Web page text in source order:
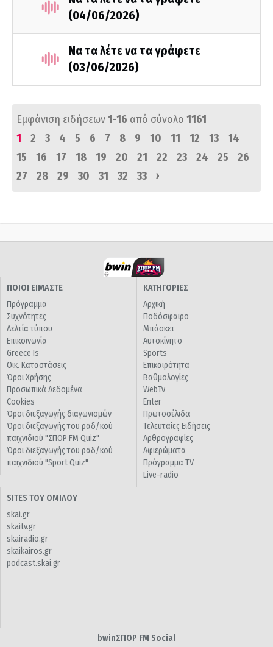
(04/06/2026)
Να τα λέτε να τα γράφετε
(03/06/2026)
Εμφάνιση ειδήσεων1-16 από σύνολο 1161
1
2 3 4 5 6 7 8 9 10 11 12 13
14
15
16 17 18 19 20 21 22 23 24 25
26
27
28 29 30 31 32 33 ›
ΠΟΙΟΙ ΕΙΜΑΣΤΕ
Πρόγραμμα
Συχνότητες
Δελτία τύπου
Επικοινωνία
Greece Is
Οικ. Καταστάσεις
Όροι Χρήσης
Προσωπικά Δεδομένα
Cookies
Όροι διεξαγωγής διαγωνισμών
Όροι διεξαγωγής του ραδ/κού
παιχνιδιού "ΣΠΟΡ FM Quiz"
Όροι διεξαγωγής του ραδ/κού
παιχνιδιού "Sport Quiz"
ΚΑΤΗΓΟΡΙΕΣ
Αρχική
Ποδόσφαιρο
Μπάσκετ
Αυτοκίνητο
Sports
Επικαιρότητα
Βαθμολογίες
WebTv
Enter
Πρωτοσέλιδα
Τελευταίες Ειδήσεις
Αρθρογραφίες
Αφιερώματα
Πρόγραμμα TV
Live-radio
SITES ΤΟΥ ΟΜΙΛΟΥ
skai.gr
skaitv.gr
skairadio.gr
skaikairos.gr
podcast.skai.gr
bwinΣΠΟΡ FM Social